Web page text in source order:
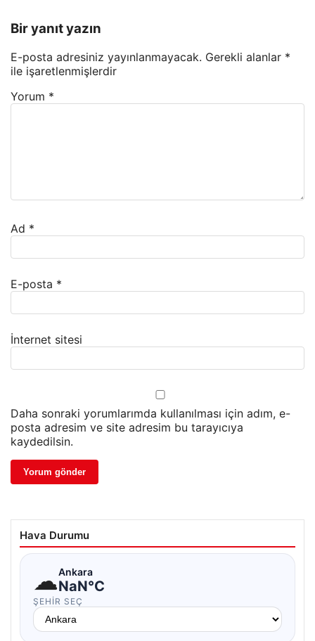
Bir yanıt yazın
E-posta adresiniz yayınlanmayacak. Gerekli alanlar *
ile işaretlenmişlerdir
Yorum *
Ad *
E-posta *
İnternet sitesi
Daha sonraki yorumlarımda kullanılması için adım, e-
posta adresim ve site adresim bu tarayıcıya
kaydedilsin.
Hava Durumu
☁Ankara
NaN°C
ŞEHIR SEÇ